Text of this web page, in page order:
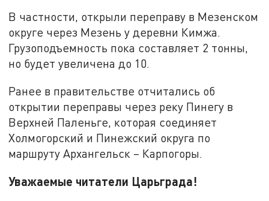
В частности, открыли переправу в Мезенском
округе через Мезень у деревни Кимжа.
Грузоподъемность пока составляет 2 тонны,
но будет увеличена до 10.
Ранее в правительстве отчитались об
открытии переправы через реку Пинегу в
Верхней Паленьге, которая соединяет
Холмогорский и Пинежский округа по
маршруту Архангельск – Карпогоры.
Уважаемые читатели Царьграда!